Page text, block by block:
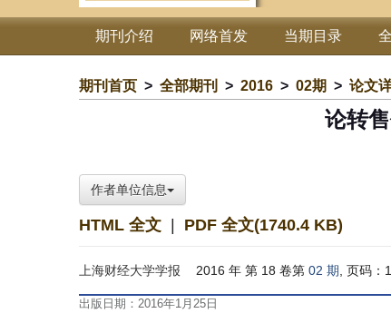
期刊介绍 网络首发 当期目录
期刊首页 > 全部期刊 > 2016 > 02期 > 论文
论转
作者单位信息
HTML 全文 PDF 全文(1740.4 KB)
上海财经大学学报 2016 年 第 18 卷第 02 期 , 页码
出版日期：2016年1月25日